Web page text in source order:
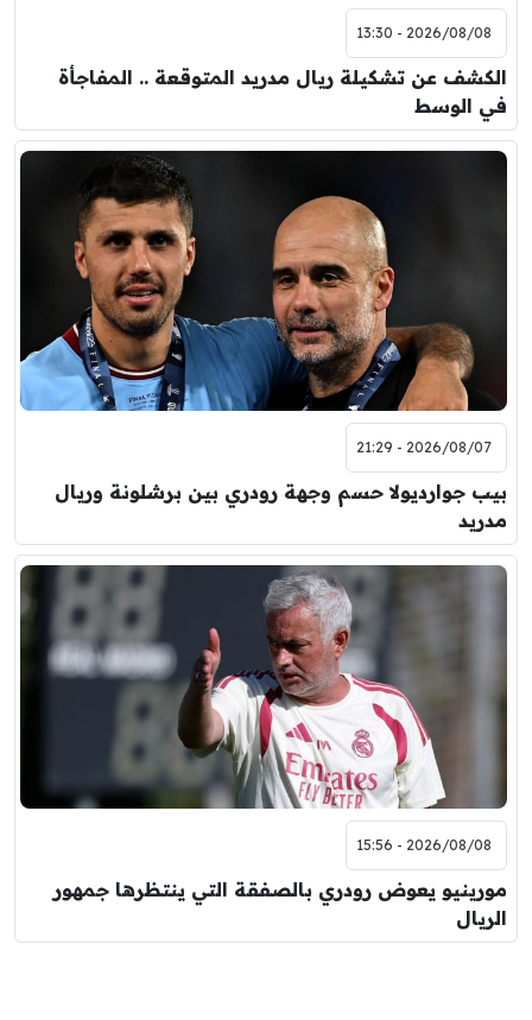
2026/08/08 - 13:30
الكشف عن تشكيلة ريال مدريد المتوقعة .. المفاجأة
في الوسط
2026/08/07 - 21:29
بيب جوارديولا حسم وجهة رودري بين برشلونة وريال
مدريد
2026/08/08 - 15:56
مورينيو يعوض رودري بالصفقة التي ينتظرها جمهور
الريال